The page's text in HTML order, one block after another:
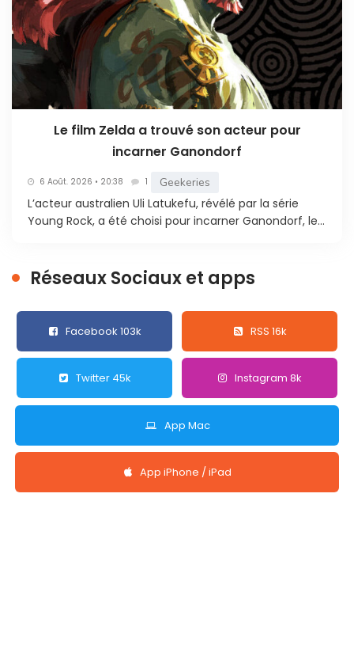
Le film Zelda a trouvé son acteur pour
incarner Ganondorf
6 Août. 2026 • 20:38 1 Geekeries
L’acteur australien Uli Latukefu, révélé par la série
Young Rock, a été choisi pour incarner Ganondorf, le...
Réseaux Sociaux et apps
Facebook 103k RSS 16k
Twitter 45k Instagram 8k
App Mac
App iPhone / iPad